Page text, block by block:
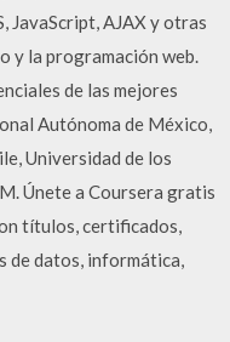
JavaScript, AJAX y otras
y la programación web.
de las mejores
Autónoma de México,
Universidad de los
Únete a Coursera gratis
títulos, certificados,
de datos, informática,